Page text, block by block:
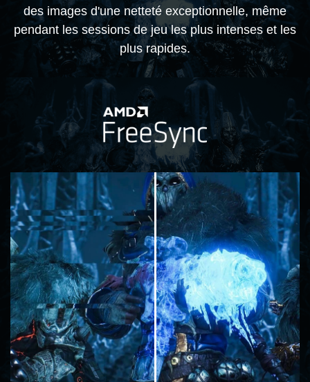
des images d'une netteté exceptionnelle, même
pendant les sessions de jeu les plus intenses et les
plus rapides.